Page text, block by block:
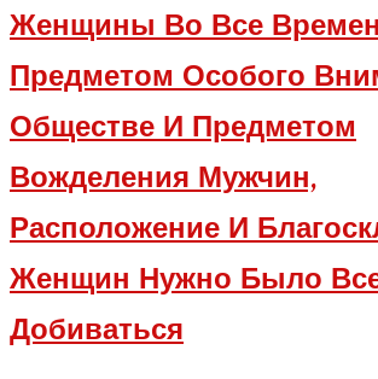
Женщины Во Все
Предметом Особого
Обществе И Предметом
Вожделения Мужчин,
Расположение И
Женщин Нужно Было
Добиваться